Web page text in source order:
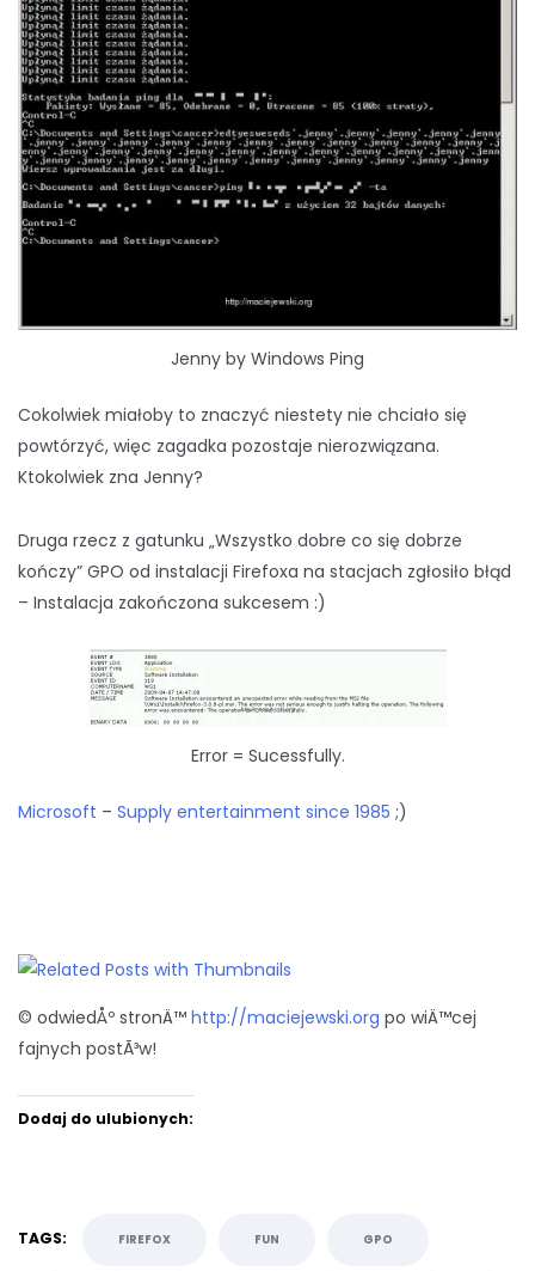
Jenny by Windows Ping
Cokolwiek miałoby to znaczyć niestety nie chciało się
powtórzyć, więc zagadka pozostaje nierozwiązana.
Ktokolwiek zna Jenny?
Druga rzecz z gatunku „Wszystko dobre co się dobrze
kończy” GPO od instalacji Firefoxa na stacjach zgłosiło błąd
– Instalacja zakończona sukcesem :)
Error = Sucessfully.
Microsoft – Supply entertainment since 1985 ;)
© odwiedÅº stronÄ™ http://maciejewski.org po wiÄ™cej
fajnych postÃ³w!
Dodaj do ulubionych:
TAGS: FIREFOX FUN GPO